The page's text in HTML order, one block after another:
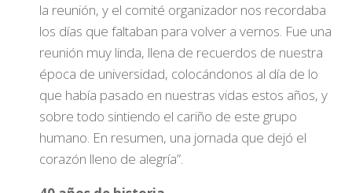
la reunión, y el comité organizador nos recordaba
los días que faltaban para volver a vernos. Fue una
reunión muy linda, llena de recuerdos de nuestra
época de universidad, colocándonos al día de lo
que había pasado en nuestras vidas estos años, y
sobre todo sintiendo el cariño de este grupo
humano. En resumen, una jornada que dejó el
corazón lleno de alegría”.